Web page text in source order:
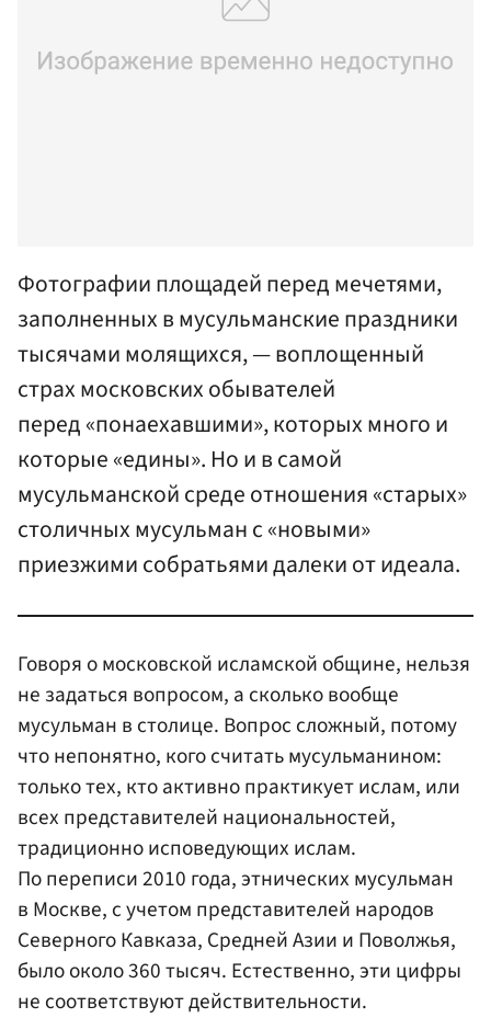
Фотографии площадей перед мечетями,
заполненных в мусульманские праздники
тысячами молящихся, — воплощенный
страх московских обывателей
перед «понаехавшими», которых много и
которые «едины». Но и в самой
мусульманской среде отношения «старых»
столичных мусульман с «новыми»
приезжими собратьями далеки от идеала.
Говоря о московской исламской общине, нельзя
не задаться вопросом, а сколько вообще
мусульман в столице. Вопрос сложный, потому
что непонятно, кого считать мусульманином:
только тех, кто активно практикует ислам, или
всех представителей национальностей,
традиционно исповедующих ислам.
По переписи 2010 года, этнических мусульман
в Москве, с учетом представителей народов
Северного Кавказа, Средней Азии и Поволжья,
было около 360 тысяч. Естественно, эти цифры
не соответствуют действительности.